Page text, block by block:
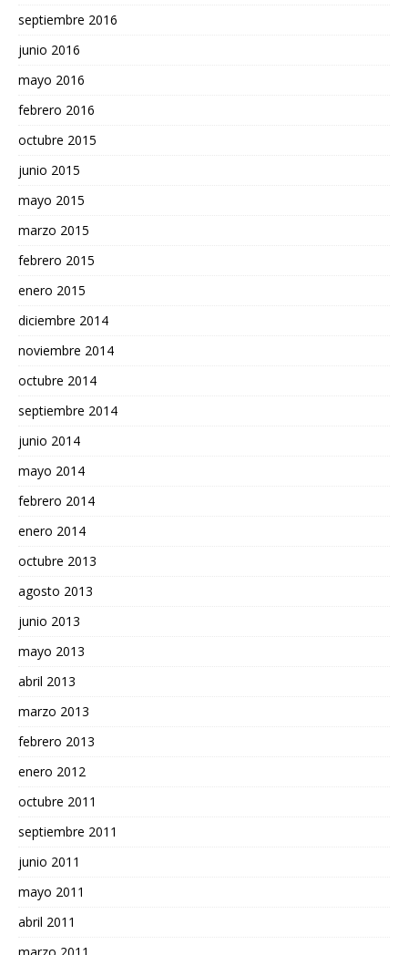
septiembre 2016
junio 2016
mayo 2016
febrero 2016
octubre 2015
junio 2015
mayo 2015
marzo 2015
febrero 2015
enero 2015
diciembre 2014
noviembre 2014
octubre 2014
septiembre 2014
junio 2014
mayo 2014
febrero 2014
enero 2014
octubre 2013
agosto 2013
junio 2013
mayo 2013
abril 2013
marzo 2013
febrero 2013
enero 2012
octubre 2011
septiembre 2011
junio 2011
mayo 2011
abril 2011